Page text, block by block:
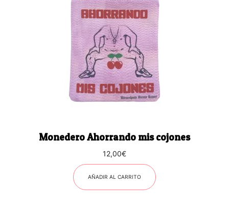
Monedero Ahorrando mis cojones
12,00€
AÑADIR AL CARRITO